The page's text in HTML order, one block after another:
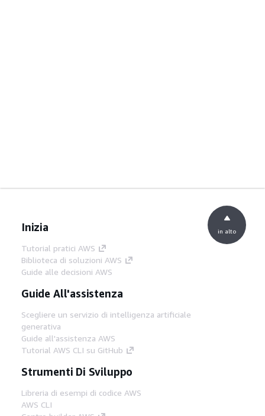
Inizia
Tutorial pratici AWS
Biblioteca di soluzioni AWS
Guide alle decisioni AWS
Guide All'assistenza
Scegliere un servizio di intelligenza artificiale
generativa
Guide all'assistenza AWS
Tutorial AWS CLI su GitHub
Strumenti Di Sviluppo
Libreria di esempi di codice AWS
AWS CLI
in alto